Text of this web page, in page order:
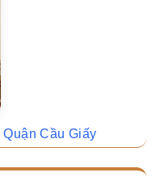
Cầu Giấy